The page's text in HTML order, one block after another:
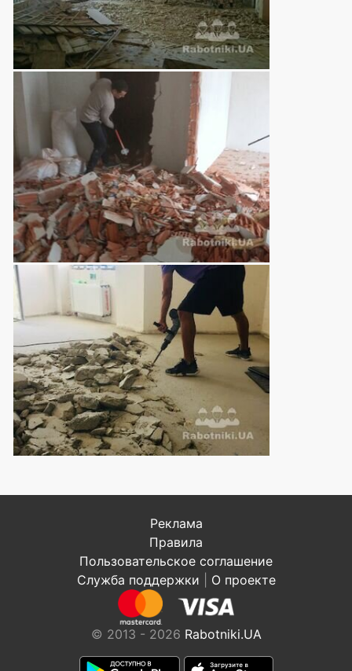
Реклама
Правила
Пользовательское соглашение
Служба поддержки
О проекте
© 2013 - 2026 Rabotniki.UA